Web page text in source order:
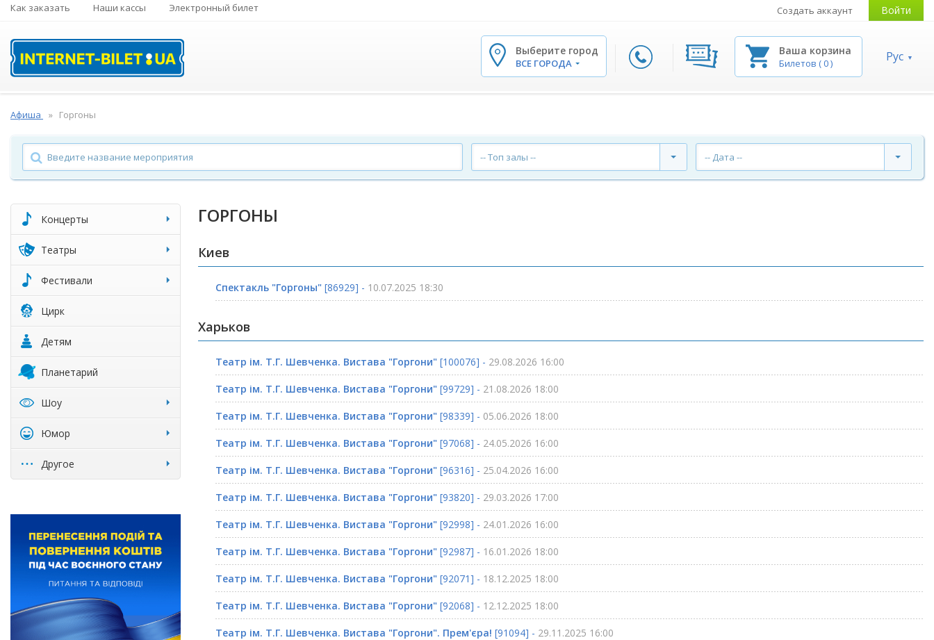
Как заказать Наши кассы Электронный билет Создать аккаунт Войти
Выберите город
ВСЕ ГОРОДА
Ваша корзина
Билетов (0) Рус
Афиша Горгоны
-- Топ залы -- -- Дата --
Концерты
Театры
Фестивали
Цирк
Детям
Планетарий
Шоу
Юмор
Другое
ГОРГОНЫ
Киев
Спектакль "Горгоны" [86929] - 10.07.2025 18:30
Харьков
Театр ім. Т.Г. Шевченка. Вистава "Горгони" [100076] - 29.08.2026 16:00
Театр ім. Т.Г. Шевченка. Вистава "Горгони" [99729] - 21.08.2026 18:00
Театр ім. Т.Г. Шевченка. Вистава "Горгони" [98339] - 05.06.2026 18:00
Театр ім. Т.Г. Шевченка. Вистава "Горгони" [97068] - 24.05.2026 16:00
Театр ім. Т.Г. Шевченка. Вистава "Горгони" [96316] - 25.04.2026 16:00
Театр ім. Т.Г. Шевченка. Вистава "Горгони" [93820] - 29.03.2026 17:00
Театр ім. Т.Г. Шевченка. Вистава "Горгони" [92998] - 24.01.2026 16:00
Театр ім. Т.Г. Шевченка. Вистава "Горгони" [92987] - 16.01.2026 18:00
Театр ім. Т.Г. Шевченка. Вистава "Горгони" [92071] - 18.12.2025 18:00
Театр ім. Т.Г. Шевченка. Вистава "Горгони" [92068] - 12.12.2025 18:00
Театр ім. Т.Г. Шевченка. Вистава "Горгони". Прем'єра! [91094] - 29.11.2025 16:00